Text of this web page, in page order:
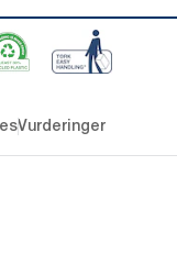
Vurderinger